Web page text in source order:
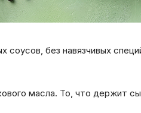
без навязчивых
масла. То, что держит